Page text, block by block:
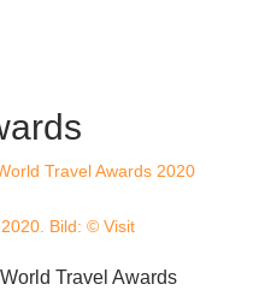
Bild: © Visit
Travel Awards